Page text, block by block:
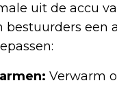
uit de accu
bestuurders een
Verwarm